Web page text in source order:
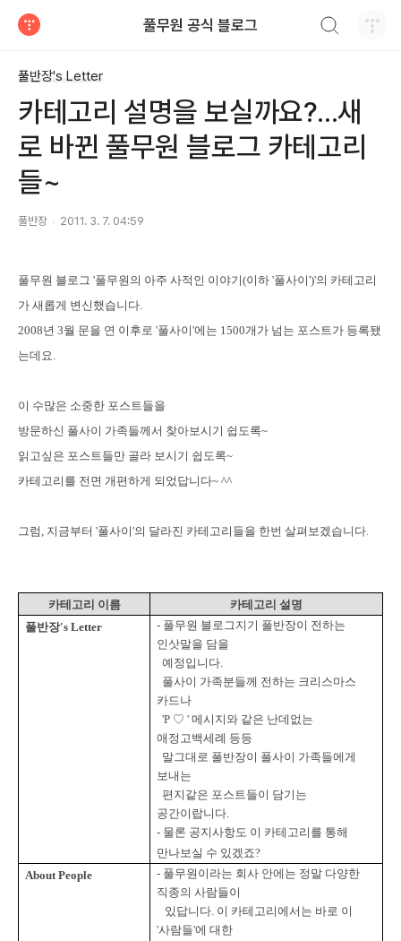
풀무원 공식 블로그
풀반장's Letter
카테고리 설명을 보실까요?...새
로 바뀐 풀무원 블로그 카테고리
들~
풀반장 2011. 3. 7. 04:59
풀무원 블로그 '풀무원의 아주 사적인 이야기(이하 '풀사이')'의 카테고리
가 새롭게 변신했습니다.
2008년 3월 문을 연 이후로 '풀사이'에는 1500개가 넘는 포스트가 등록됐
는데요.
이 수많은 소중한 포스트들을
방문하신 풀사이 가족들께서 찾아보시기 쉽도록~
읽고싶은 포스트들만 골라 보시기 쉽도록~
카테고리를 전면 개편하게 되었답니다~ ^^
그럼, 지금부터 '풀사이'의 달라진 카테고리들을 한번 살펴보겠습니다.
카테고리 이름
카테고리 설명
풀반장's Letter - 풀무원 블로그지기 풀반장이 전하는
인삿말을 담을
예정입니다.
풀사이 가족분들께 전하는 크리스마스
카드나
'P ♡ '메시지와 같은 난데없는
애정고백세례 등등
말그대로 풀반장이 풀사이 가족들에게
보내는
편지같은 포스트들이 담기는
공간이랍니다.
- 물론 공지사항도 이 카테고리를 통해
만나보실 수 있겠죠?
About People
- 풀무원이라는 회사 안에는 정말 다양한
직종의 사람들이
있답니다. 이 카테고리에서는 바로 이
'사람들'에 대한